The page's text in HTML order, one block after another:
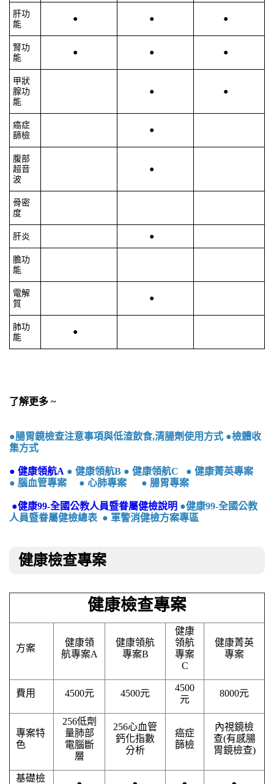
肝功
能
● ● ●
腎功
能
● ● ●
甲狀
腺功
能
● ●
癌症
篩檢
●
腹部
超音
波
●
骨密
度
肝炎 ●
膽功
能
電解
質
●
肺功
能
●
了解更多 ~
●腸胃鏡檢查注意事項與低渣飲食,清腸劑使用方式 ●檢體收
集方式
● 健康領航A ● 健康領航B ● 健康領航C
● 健康菁英專案
● 腦血管專案
● 心肺專案 ● 腸胃專案
●健康99-全國公教人員暨眷屬健檢說明 ●健康99-全國公教
人員暨眷屬健檢總表 ● 軍警消健檢方案專區
健康檢查專案
健康檢查專案
方案
健康領
航專案A
健康領航
專案B
健康
領航
專案
C
健康菁英
專案
費用 4500元 4500元
4500
元
8000元
專案特
色
256低劑
量肺部
電腦斷
層
256心血管
鈣化指數
分析
癌症
篩檢
內視鏡檢
查(有感腸
胃鏡檢查)
基礎檢